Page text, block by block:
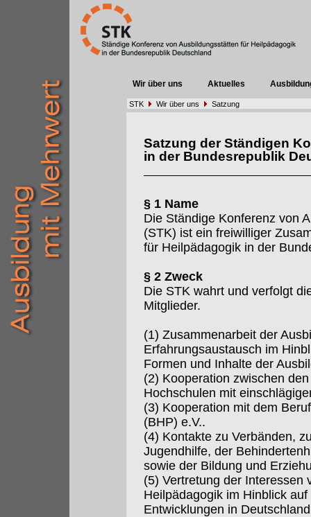
Wir über uns Aktuelles
STK Wir über uns Satzung
Satzung der Ständigen
in der Bundesrepublik
§ 1 Name
Die Ständige Konferenz von
(STK) ist ein freiwilliger
für Heilpädagogik in der
§ 2 Zweck
Die STK wahrt und verfolgt
Mitglieder.
(1) Zusammenarbeit der
Erfahrungsaustausch im
Formen und Inhalte der
(2) Kooperation zwischen
Hochschulen mit
(3) Kooperation mit dem
(BHP) e.V..
(4) Kontakte zu Verbänden,
Jugendhilfe, der
sowie der Bildung und
(5) Vertretung der Interessen
Heilpädagogik im Hinblick
Entwicklungen in